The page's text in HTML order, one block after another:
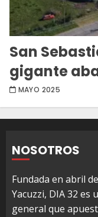
San
gigante
MAYO 2025
NOSOTROS
Fundada en abril
Yacuzzi, DIA 32
general que